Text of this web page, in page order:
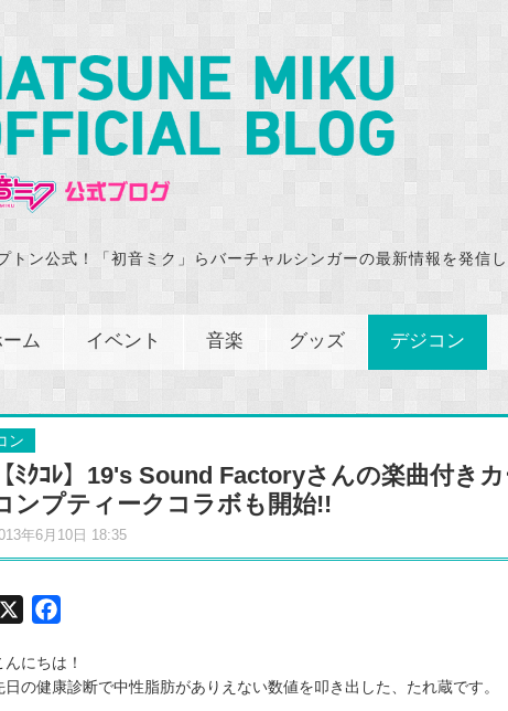
トン公式！「初音ミク」らバーチャルシンガーの最新情報を発信し
ーム イベント 音楽 グッズ デジコン
ン
【ﾐｸｺﾚ】19's Sound Factoryさんの楽曲付き
ンプティークコラボも開始!!
年6月10日 18:35
c
e
んにちは！
日の健康診断で中性脂肪がありえない数値を叩き出した、たれ蔵です。